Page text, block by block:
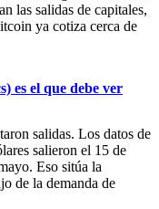
las salidas de capitales,
ya cotiza cerca de
es el que debe ver
salidas. Los datos de
salieron el 15 de
Eso sitúa la
de la demanda de